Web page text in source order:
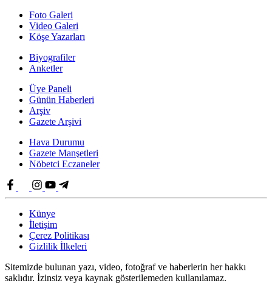
Foto Galeri
Video Galeri
Köşe Yazarları
Biyografiler
Anketler
Üye Paneli
Günün Haberleri
Arşiv
Gazete Arşivi
Hava Durumu
Gazete Manşetleri
Nöbetci Eczaneler
Künye
İletişim
Çerez Politikası
Gizlilik İlkeleri
Sitemizde bulunan yazı, video, fotoğraf ve haberlerin her hakkı
saklıdır. İzinsiz veya kaynak gösterilemeden kullanılamaz.